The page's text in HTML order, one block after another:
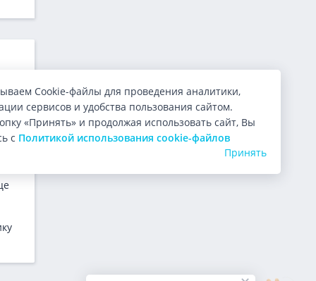
Cookie-файлы для проведения аналитики,
сервисов и удобства пользования сайтом.
«Принять» и продолжая использовать сайт, Вы
с Политикой использования cookie-файлов
Принять